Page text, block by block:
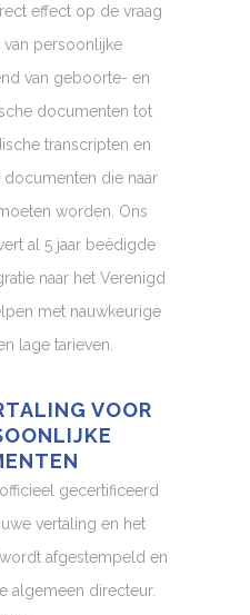
effect op de vraag
van persoonlijke
van geboorte- en
documenten tot
transcripten en
die naar
worden. Ons
al 5 jaar beëdigde
naar het Verenigd
met nauwkeurige
lage tarieven.
VOOR
gecertificeerd
vertaling en het
afgestempeld en
algemeen directeur.